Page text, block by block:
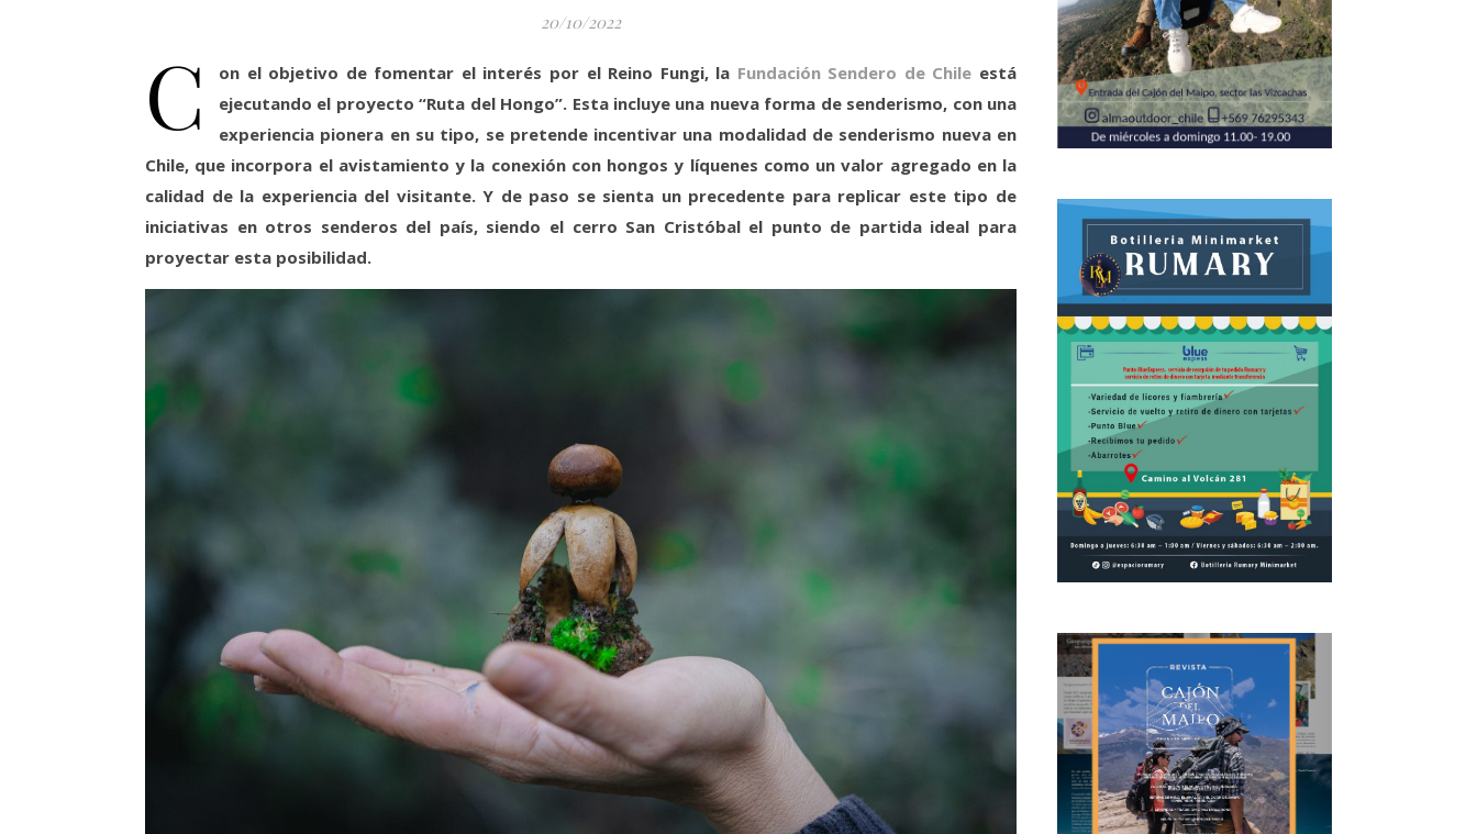
20/10/2022
C on el objetivo de fomentar el interés por el Reino Fungi, la Fundación Sendero de Chile está
ejecutando el proyecto “Ruta del Hongo”. Esta incluye una nueva forma de senderismo, con una
experiencia pionera en su tipo, se pretende incentivar una modalidad de senderismo nueva en
Chile, que incorpora el avistamiento y la conexión con hongos y líquenes como un valor agregado en la
calidad de la experiencia del visitante. Y de paso se sienta un precedente para replicar este tipo de
iniciativas en otros senderos del país, siendo el cerro San Cristóbal el punto de partida ideal para
proyectar esta posibilidad.